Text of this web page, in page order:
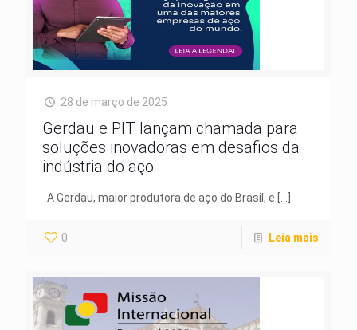
28 de março de 2025
Gerdau e PIT lançam chamada para
soluções inovadoras em desafios da
indústria do aço
A Gerdau, maior produtora de aço do Brasil, e
0 Leia mais